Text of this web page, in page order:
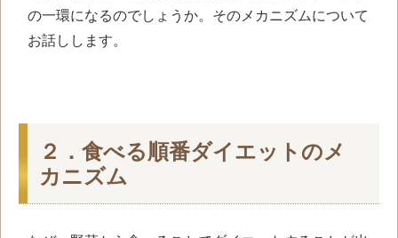
の一環になるのでしょうか。そのメカニズムについて
お話しします。
２．食べる順番ダイエットのメ
カニズム